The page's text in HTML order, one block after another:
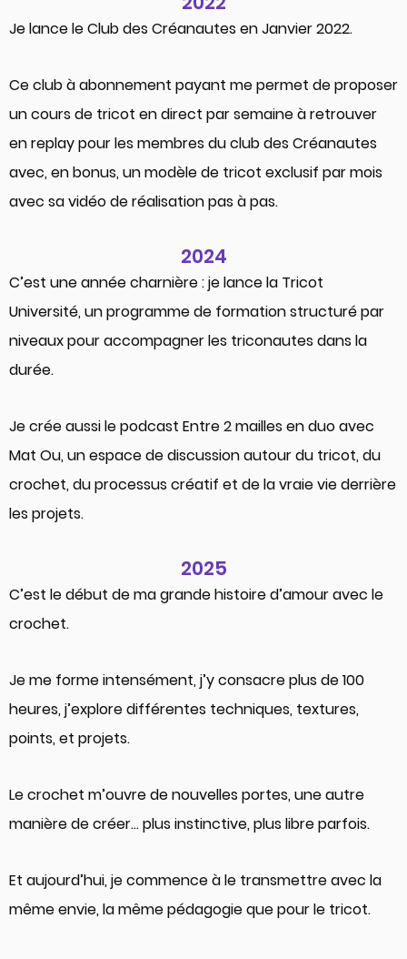
Je lance le Club des Créanautes en Janvier 2022.
Ce club à abonnement payant me permet de proposer
un cours de tricot en direct par semaine à retrouver
en replay pour les membres du club des Créanautes
avec, en bonus, un modèle de tricot exclusif par mois
avec sa vidéo de réalisation pas à pas.
2024
C’est une année charnière : je lance la Tricot
Université, un programme de formation structuré par
niveaux pour accompagner les triconautes dans la
durée.
Je crée aussi le podcast Entre 2 mailles en duo avec
Mat Ou, un espace de discussion autour du tricot, du
crochet, du processus créatif et de la vraie vie derrière
les projets.
2025
C’est le début de ma grande histoire d’amour avec le
crochet.
Je me forme intensément, j’y consacre plus de 100
heures, j’explore différentes techniques, textures,
points, et projets.
Le crochet m’ouvre de nouvelles portes, une autre
manière de créer… plus instinctive, plus libre parfois.
Et aujourd’hui, je commence à le transmettre avec la
même envie, la même pédagogie que pour le tricot.